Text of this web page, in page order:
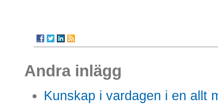
Andra inlägg
Kunskap i vardagen i en allt